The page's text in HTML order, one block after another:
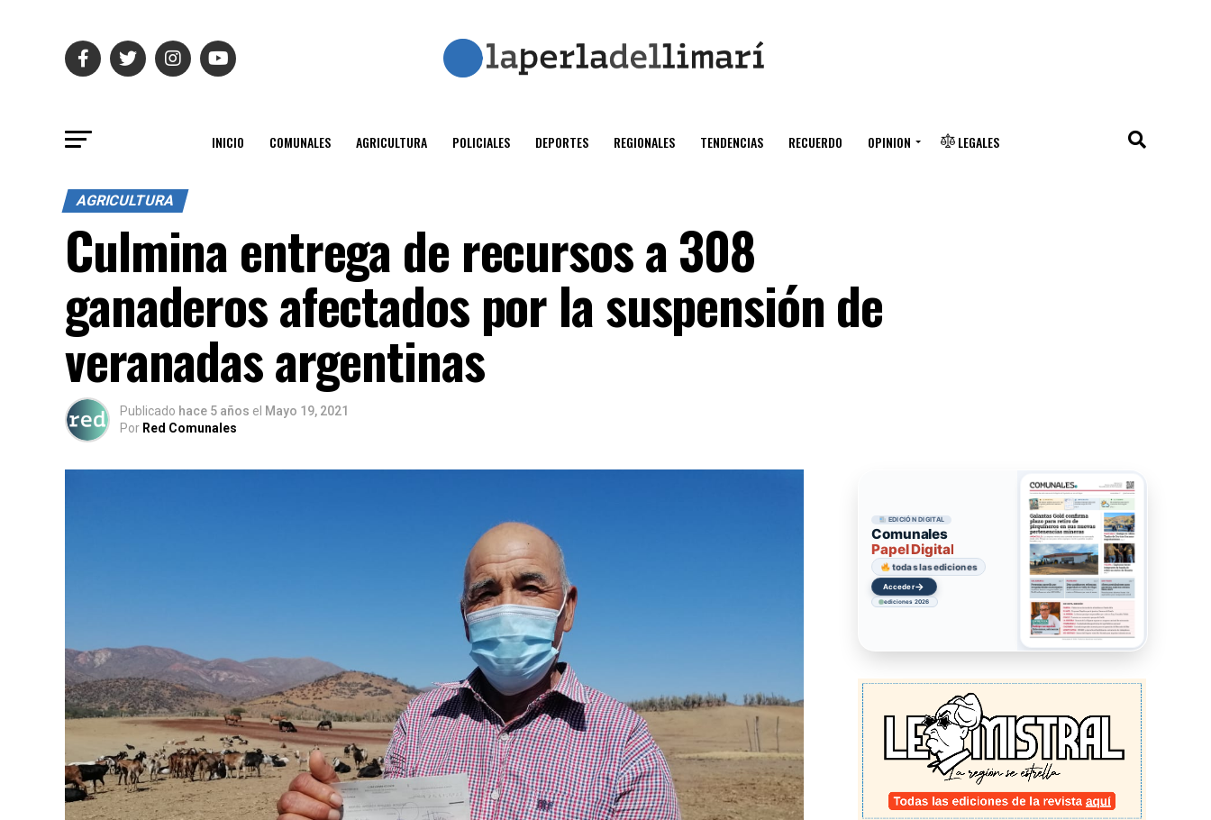
INICIO COMUNALES AGRICULTURA POLICIALES DEPORTES REGIONALES TENDENCIAS RECUERDO OPINION LEGALES
AGRICULTURA
Culmina entrega de recursos a 308
ganaderos afectados por la suspensión de
veranadas argentinas
Publicado hace 5 años el Mayo 19, 2021
Por Red Comunales
EDICIÓN DIGITAL
Comunales
Papel Digital
todas las ediciones
Acceder→
ediciones 2026